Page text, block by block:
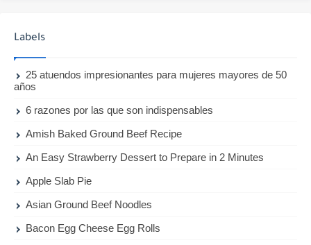
Labels
25 atuendos impresionantes para mujeres mayores de 50
años
6 razones por las que son indispensables
Amish Baked Ground Beef Recipe
An Easy Strawberry Dessert to Prepare in 2 Minutes
Apple Slab Pie
Asian Ground Beef Noodles
Bacon Egg Cheese Egg Rolls